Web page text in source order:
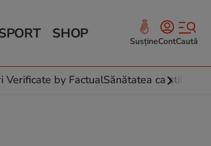
SHOP SusțineContCaută
Verificate by FactualSănătatea ca stil de